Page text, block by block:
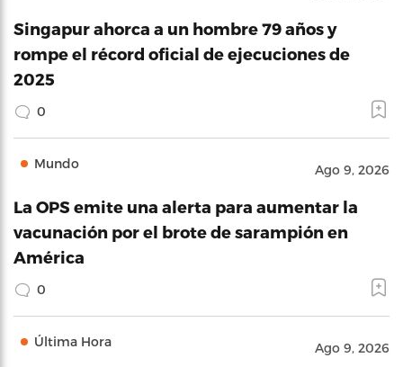
Singapur ahorca a un hombre 79 años y
rompe el récord oficial de ejecuciones de
2025
0
Mundo Ago 9, 2026
La OPS emite una alerta para aumentar la
vacunación por el brote de sarampión en
América
0
Última Hora Ago 9, 2026